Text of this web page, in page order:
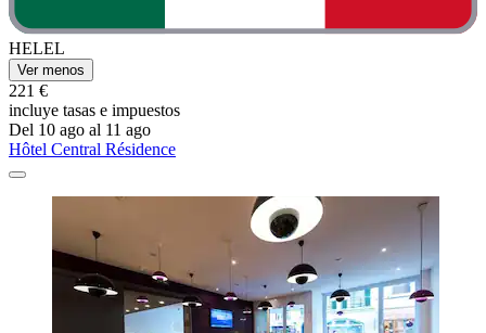
HELEL
Ver menos
221 €
incluye tasas e impuestos
Del 10 ago al 11 ago
Hôtel Central Résidence